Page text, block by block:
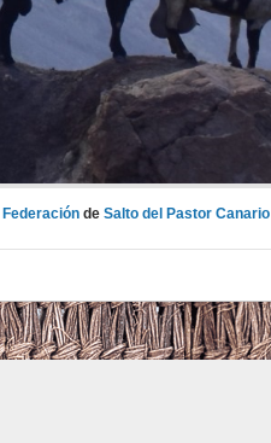
Federación de Salto del Pastor Canario